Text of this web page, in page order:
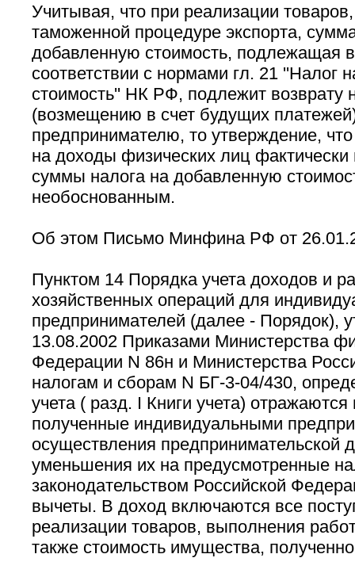
Учитывая, что при реализации
таможенной процедуре экспорта,
добавленную стоимость, подлежащая
соответствии с нормами гл. 21 ''Налог
стоимость'' НК РФ, подлежит возврату
(возмещению в счет будущих
предпринимателю, то утверждение,
на доходы физических лиц фактически
суммы налога на добавленную
необоснованным.
Об этом Письмо Минфина РФ от
Пунктом 14 Порядка учета доходов и
хозяйственных операций для
предпринимателей (далее - Порядок),
13.08.2002 Приказами Министерства
Федерации N 86н и Министерства
налогам и сборам N БГ-3-04/430,
учета ( разд. I Книги учета)
полученные индивидуальными
осуществления предпринимательской
уменьшения их на предусмотренные
законодательством Российской
вычеты. В доход включаются все
реализации товаров, выполнения
также стоимость имущества,